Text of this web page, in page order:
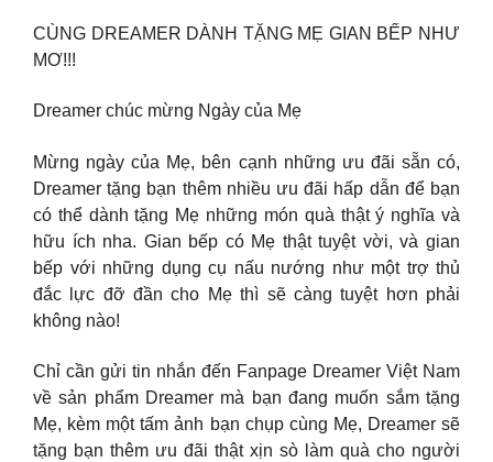
CÙNG DREAMER DÀNH TẶNG MẸ GIAN BẾP NHƯ
MƠ!!!
Dreamer chúc mừng Ngày của Mẹ
Mừng ngày của Mẹ, bên cạnh những ưu đãi sẵn có,
Dreamer tặng bạn thêm nhiều ưu đãi hấp dẫn để bạn
có thể dành tặng Mẹ những món quà thật ý nghĩa và
hữu ích nha. Gian bếp có Mẹ thật tuyệt vời, và gian
bếp với những dụng cụ nấu nướng như một trợ thủ
đắc lực đỡ đần cho Mẹ thì sẽ càng tuyệt hơn phải
không nào!
Chỉ cần gửi tin nhắn đến Fanpage Dreamer Việt Nam
về sản phẩm Dreamer mà bạn đang muốn sắm tặng
Mẹ, kèm một tấm ảnh bạn chụp cùng Mẹ, Dreamer sẽ
tặng bạn thêm ưu đãi thật xịn sò làm quà cho người